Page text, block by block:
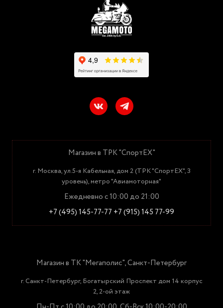
Магазин в ТРК "СпортЕХ"
г. Москва, ул.5-я Кабельная, дом 2 (ТРК "СпортЕХ", 3
уровень), метро "Авиамоторная"
Ежедневно с 10:00 до 21:00
+7 (495) 145-77-77 +7 (915) 145 77-99
Магазин в ТК "Мегаполис", Санкт-Петербург
г. Санкт-Петербург, Богатырский Проспект дом 14 корпус
2, 2-ой этаж